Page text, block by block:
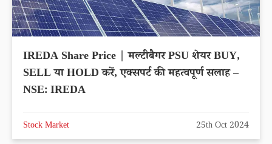
IREDA Share Price | मल्टीबैगर PSU शेयर BUY,
SELL या HOLD करें, एक्सपर्ट की महत्वपूर्ण सलाह –
NSE: IREDA
Stock Market 25th Oct 2024